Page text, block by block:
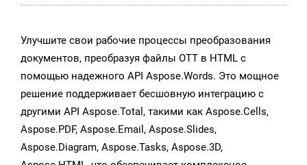
Улучшите свои рабочие процессы преобразования
документов, преобразуя файлы OTT в HTML с
помощью надежного API Aspose.Words. Это мощное
решение поддерживает бесшовную интеграцию с
другими API Aspose.Total, такими как Aspose.Cells,
Aspose.PDF, Aspose.Email, Aspose.Slides,
Aspose.Diagram, Aspose.Tasks, Aspose.3D,